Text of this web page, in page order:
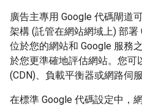
廣告主專用 Google 代碼閘道
架構 (託管在網站網域上) 部
位於您的網站和 Google 服務
於您更準確地評估網站。您可
(CDN)、負載平衡器或網路伺
在標準 Google 代碼設定中，